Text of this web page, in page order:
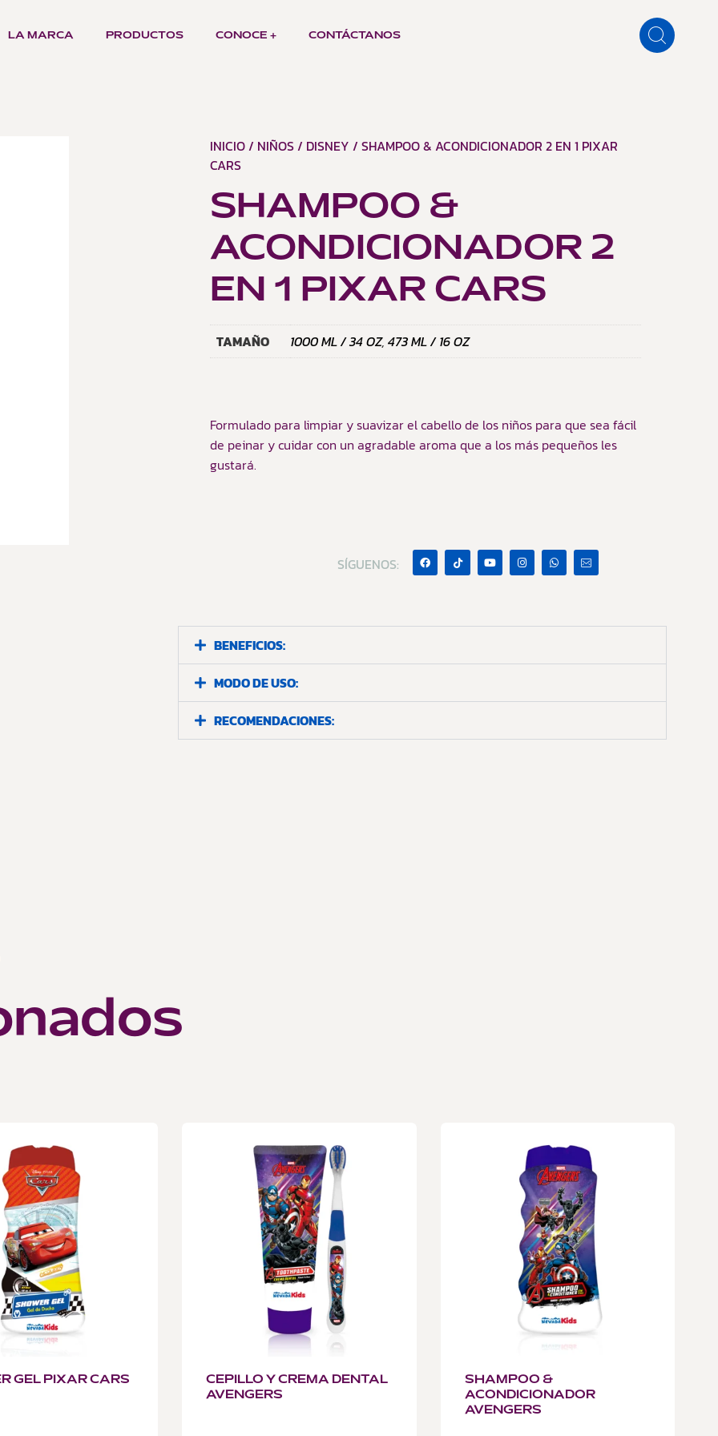
LA MARCA PRODUCTOS CONOCE + CONTÁCTANOS
INICIO/ NIÑOS/ DISNEY / SHAMPOO & ACONDICIONADOR 2 EN 1 PIXAR
CARS
SHAMPOO &
ACONDICIONADOR 2
EN 1 PIXAR CARS
TAMAÑO 1000 ML / 34 OZ, 473 ML / 16 OZ
Formulado para limpiar y suavizar el cabello de los niños para que sea fácil
de peinar y cuidar con un agradable aroma que a los más pequeños les
gustará.
SÍGUENOS:
BENEFICIOS:
MODO DE USO:
RECOMENDACIONES:
GEL PIXAR CARS
CEPILLO Y CREMA DENTAL
AVENGERS
SHAMPOO &
ACONDICIONADOR
AVENGERS